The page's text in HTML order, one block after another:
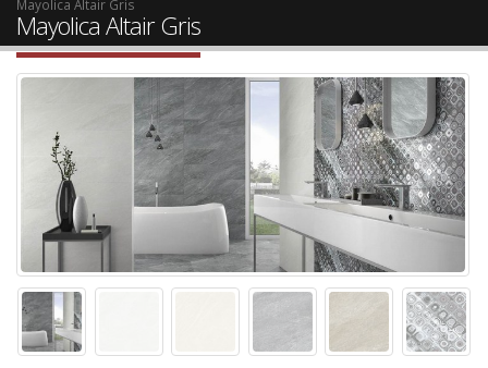
Mayolica Altair Gris
Mayolica Altair Gris